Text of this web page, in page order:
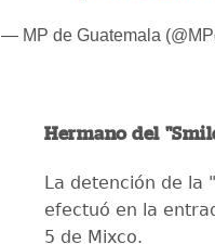
— MP de Guatemala
Hermano del
La detención de la
efectuó en la
5 de Mixco.